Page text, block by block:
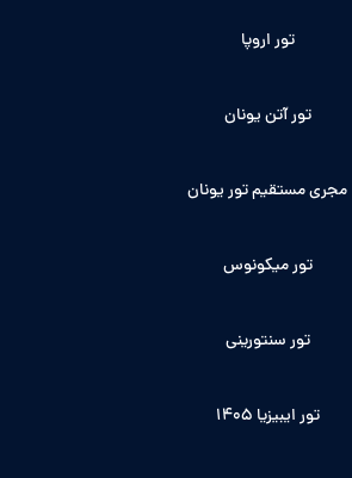
تور اروپا
تور آتن یونان
مجری مستقیم تور یونان
تور میکونوس
تور سنتورینی
تور ایبیزیا 1405